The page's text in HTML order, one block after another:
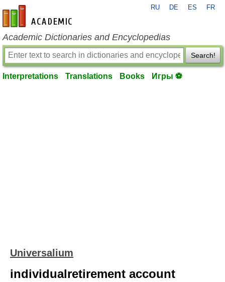
en-academic.com
RU DE ES FR
Academic Dictionaries and Encyclopedias
Search!
Interpretations Translations Books Игры ⚽
Universalium
individualretirement account